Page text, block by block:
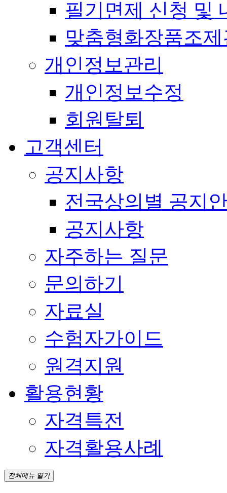
필기면제 신청 및
맞춤형화장품조
개인정보관리
개인정보수정
회원탈퇴
고객센터
공지사항
전국상의별 공지
공지사항
자주하는 질문
문의하기
자료실
수험자가이드
원격지원
활용현황
자격특전
자격활용사례
전체메뉴 열기